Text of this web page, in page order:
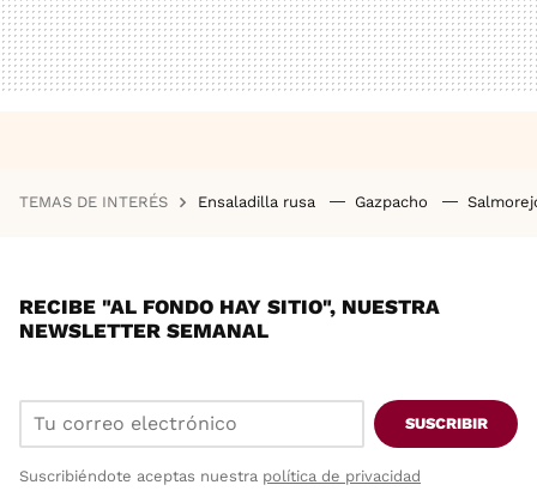
TEMAS DE INTERÉS Ensaladilla rusa Gazpacho
RECIBE "AL FONDO HAY SITIO", NUESTRA
NEWSLETTER SEMANAL
SUSCRIBIR
Suscribiéndote aceptas nuestra política de privacidad